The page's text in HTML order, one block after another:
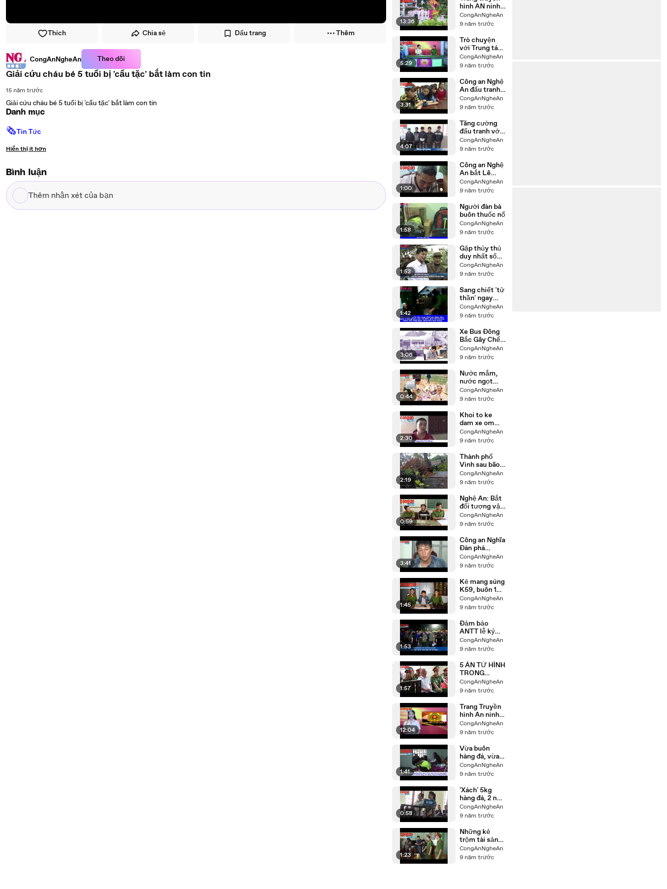
Thích Chia sẻ Dấu trang Thêm
CongAnNgheAn Theo dõi
Giải cứu cháu bé 5 tuổi bị 'cẩu tặc' bắt làm con tin
15 năm trước
Giải cứu cháu bé 5 tuổi bị 'cẩu tặc' bắt làm con tin
Danh mục
🗞Tin Tức
Hiển thị ít hơn
Bình luận
Thêm
nhận
13:36
hình AN ninh
Nghệ An ngày
26/7/2017
CongAnNgheAn
9 năm trước
5:29
Trò chuyện
với Trung tá
Đặng Hải
Triều - Đội
Công an Nghệ
An
CongAnNgheAn
9 năm trước
3:31
Công an Nghệ
An đấu tranh
quyết liệt với
các loại tội
CongAnNgheAn
9 năm trước
4:07
Tăng cường
đấu tranh với
tội phạm trộm
cắp tại các
CongAnNgheAn
9 năm trước
1:00
Công an Nghệ
An bắt Lê
Đình Lượng
CongAnNgheAn
9 năm trước
1:58
Người đàn bà
buôn thuốc nổ
CongAnNgheAn
9 năm trước
1:52
Gặp thủy thủ
duy nhất sống
sót từ tàu
Vinalines
CongAnNgheAn
9 năm trước
1:42
Sang chiết 'tử
thần' ngay
trong phòng
ngủ
CongAnNgheAn
9 năm trước
3:06
Xe Bus Đông
Bắc Gây Chết
Người Rồi rời
khỏi hiện
CongAnNgheAn
9 năm trước
0:44
Nước mắm,
nước ngọt
không nguồn
gốc bị tiêu
CongAnNgheAn
9 năm trước
2:30
Khoi to ke
dam xe om
cuop tai san
CongAnNgheAn
9 năm trước
2:19
Thành phố
Vinh sau bão
số 2
CongAnNgheAn
9 năm trước
0:59
Nghệ An: Bắt
đối tượng vận
chuyển 20
bánh heroin
CongAnNgheAn
9 năm trước
3:41
Công an Nghĩa
Đàn phá
chuyên án ma
túy, thu giữ 10
CongAnNgheAn
9 năm trước
1:45
Kẻ mang súng
K59, buôn 10
bánh hêrôin
CongAnNgheAn
9 năm trước
1:53
Đảm bảo
ANTT lễ kỷ
niệm 60 năm
ngày Bác Hồ
CongAnNgheAn
9 năm trước
1:57
5 ÁN TỬ HÌNH
TRONG
PHIÊN TÒA
XỬ TRÙM MA
'LAY'
CongAnNgheAn
9 năm trước
12:04
Trang Truyền
hình An ninh
Nghệ An ngày
12/4/2017
CongAnNgheAn
9 năm trước
1:41
Vừa buôn
hàng đá, vừa
tàng trữ hung
khí
CongAnNgheAn
9 năm trước
0:58
'Xách' 5kg
hàng đá, 2 nữ
quái lĩnh án
chung thân
CongAnNgheAn
9 năm trước
1:23
Những kẻ
trộm tài sản
của nhà thờ và
đền chùa
CongAnNgheAn
9 năm trước